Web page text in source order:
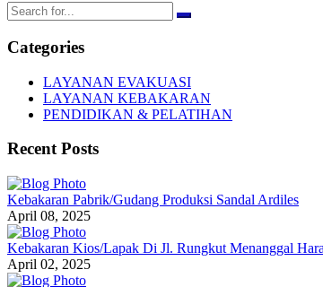
Categories
LAYANAN EVAKUASI
LAYANAN KEBAKARAN
PENDIDIKAN & PELATIHAN
Recent Posts
Kebakaran Pabrik/Gudang Produksi Sandal Ardiles
April 08, 2025
Kebakaran Kios/Lapak Di Jl. Rungkut Menanggal
April 02, 2025